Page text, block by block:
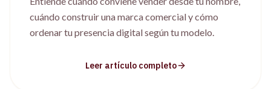
cuándo construir una marca comercial y cómo
ordenar tu presencia digital según tu modelo.
Leer artículo completo